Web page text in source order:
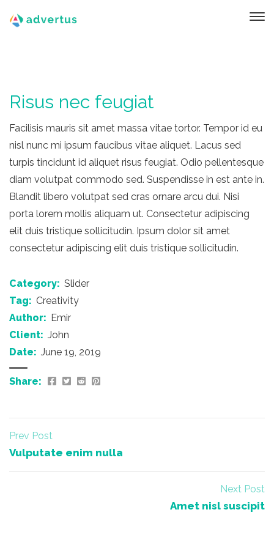
Risus nec feugiat
Facilisis mauris sit amet massa vitae tortor. Tempor id eu
nisl nunc mi ipsum faucibus vitae aliquet. Lacus sed
turpis tincidunt id aliquet risus feugiat. Odio pellentesque
diam volutpat commodo sed. Suspendisse in est ante in.
Blandit libero volutpat sed cras ornare arcu dui. Nisi
porta lorem mollis aliquam ut. Consectetur adipiscing
elit duis tristique sollicitudin. Ipsum dolor sit amet
consectetur adipiscing elit duis tristique sollicitudin.
Category: Slider
Tag: Creativity
Author: Emir
Client: John
Date: June 19, 2019
Share:
Prev Post
Vulputate enim nulla
Next Post
Amet nisl suscipit